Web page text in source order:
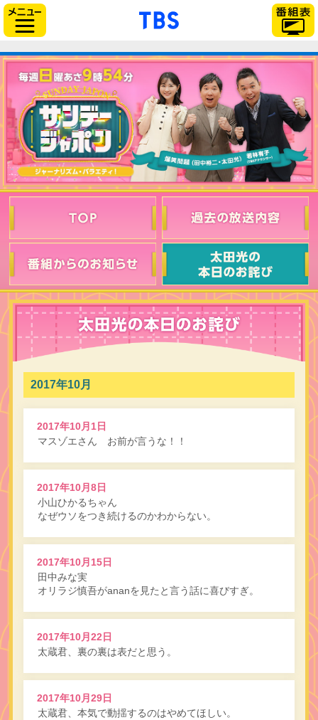
「TBSテレビ」トップ
2017年10月
2017年10月1日
マスゾエさん お前が言うな！！
2017年10月8日
小山ひかるちゃん
なぜウソをつき続けるのかわからない。
2017年10月15日
田中みな実
オリラジ慎吾がananを見たと言う話に喜びすぎ。
2017年10月22日
太蔵君、裏の裏は表だと思う。
2017年10月29日
太蔵君、本気で動揺するのはやめてほしい。